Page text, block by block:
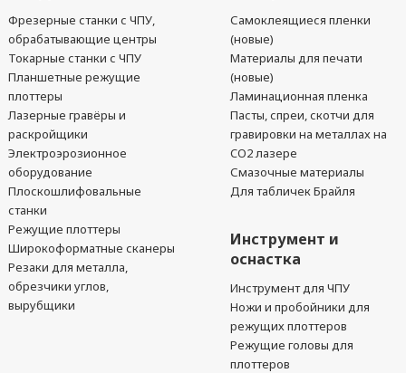
Фрезерные станки с ЧПУ,
обрабатывающие центры
Токарные станки с ЧПУ
Планшетные режущие
плоттеры
Лазерные гравёры и
раскройщики
Электроэрозионное
оборудование
Плоскошлифовальные
станки
Режущие плоттеры
Широкоформатные сканеры
Резаки для металла,
обрезчики углов,
вырубщики
Самоклеящиеся пленки
(новые)
Материалы для печати
(новые)
Ламинационная пленка
Пасты, спреи, скотчи для
гравировки на металлах на
CO2 лазере
Смазочные материалы
Для табличек Брайля
Инструмент и
оснастка
Инструмент для ЧПУ
Ножи и пробойники для
режущих плоттеров
Режущие головы для
плоттеров